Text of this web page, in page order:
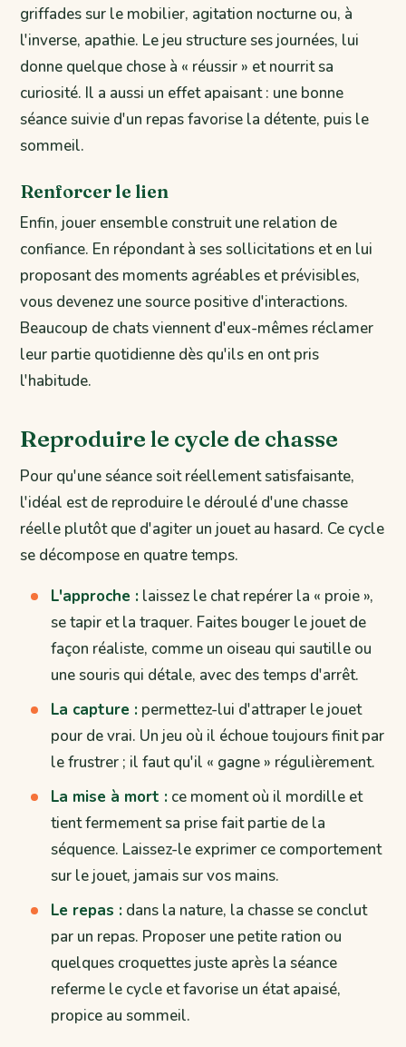
griffades sur le mobilier, agitation nocturne ou, à
l'inverse, apathie. Le jeu structure ses journées, lui
donne quelque chose à « réussir » et nourrit sa
curiosité. Il a aussi un effet apaisant : une bonne
séance suivie d'un repas favorise la détente, puis le
sommeil.
Renforcer le lien
Enfin, jouer ensemble construit une relation de
confiance. En répondant à ses sollicitations et en lui
proposant des moments agréables et prévisibles,
vous devenez une source positive d'interactions.
Beaucoup de chats viennent d'eux-mêmes réclamer
leur partie quotidienne dès qu'ils en ont pris
l'habitude.
Reproduire le cycle de chasse
Pour qu'une séance soit réellement satisfaisante,
l'idéal est de reproduire le déroulé d'une chasse
réelle plutôt que d'agiter un jouet au hasard. Ce cycle
se décompose en quatre temps.
L'approche : laissez le chat repérer la « proie »,
se tapir et la traquer. Faites bouger le jouet de
façon réaliste, comme un oiseau qui sautille ou
une souris qui détale, avec des temps d'arrêt.
La capture : permettez-lui d'attraper le jouet
pour de vrai. Un jeu où il échoue toujours finit par
le frustrer ; il faut qu'il « gagne » régulièrement.
La mise à mort : ce moment où il mordille et
tient fermement sa prise fait partie de la
séquence. Laissez-le exprimer ce comportement
sur le jouet, jamais sur vos mains.
Le repas : dans la nature, la chasse se conclut
par un repas. Proposer une petite ration ou
quelques croquettes juste après la séance
referme le cycle et favorise un état apaisé,
propice au sommeil.